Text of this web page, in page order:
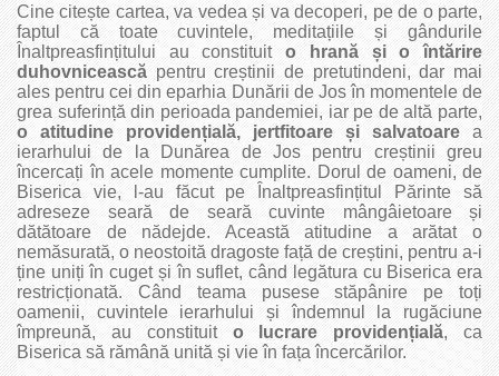
Cine citește cartea, va vedea și va decoperi, pe de o parte,
faptul că toate cuvintele, meditațiile și gândurile
Înaltpreasfințitului au constituito hrană și o întărire
duhov­nicească pentru creștinii de pretutindeni, dar mai
ales pentru cei din eparhia Dunării de Jos în momentele de
grea suferință din perioada pandemiei, iar pe de altă parte,
o atitudine providențială, jertfitoare și salvatoare a
ierarhului de la Dunărea de Jos pentru creștinii greu
încercați în acele momente cumplite. Dorul de oameni, de
Biserica vie, l‑au făcut pe Înaltpreasfințitul Părinte să
adreseze seară de seară cuvinte mângâietoare și
dătătoare de nădejde. Această atitudine a arătat o
nemăsurată, o neostoită dragoste față de creștini, pentru a‑i
ține uniți în cuget și în suflet, când legătura cu Biserica era
restricționată. Când teama pusese stăpânire pe toți
oamenii, cuvintele ierarhului și îndemnul la rugăciune
împreună, au constituit o lucrare providențială, ca
Biserica să rămână unită și vie în fața încercărilor.